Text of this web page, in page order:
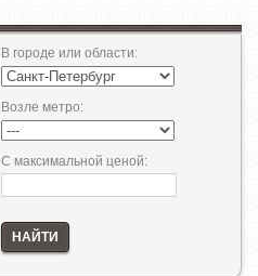
В городе или области:
Возле метро:
С максимальной ценой:
НАЙТИ